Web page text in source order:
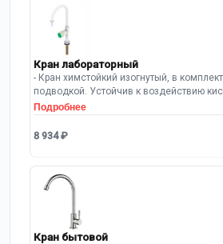
Кран лабораторный
- Кран химстойкий изогнутый, в
подводкой. Устойчив к воздействию
рабочее давление: 10 Бар.
Подробнее
8 934 ₽
Кран бытовой